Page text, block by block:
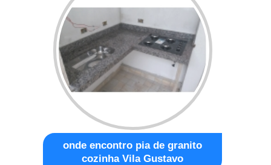
onde encontro pia de granito
cozinha Vila Gustavo